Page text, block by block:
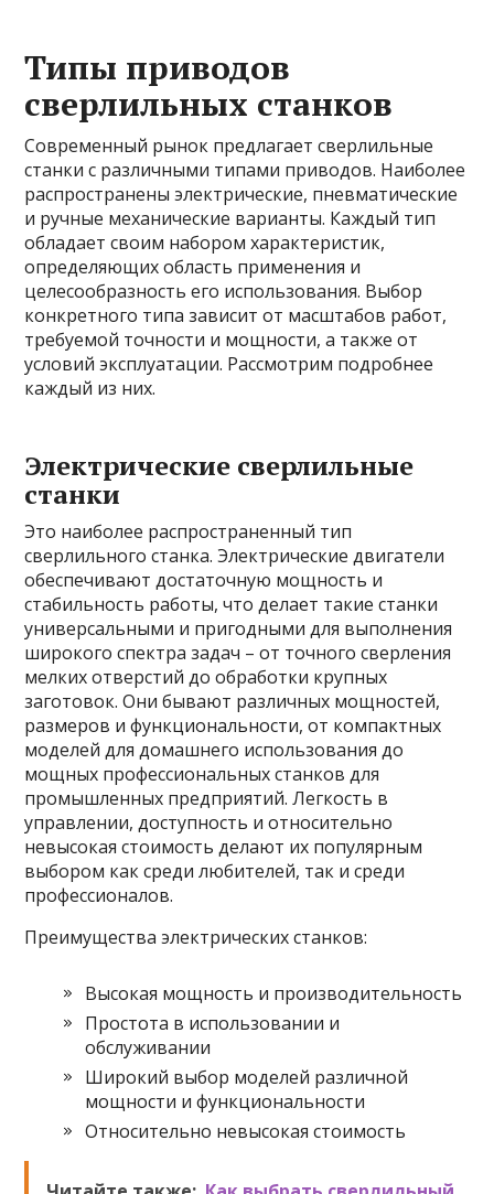
Типы приводов
сверлильных станков
Современный рынок предлагает сверлильные
станки с различными типами приводов. Наиболее
распространены электрические, пневматические
и ручные механические варианты. Каждый тип
обладает своим набором характеристик,
определяющих область применения и
целесообразность его использования. Выбор
конкретного типа зависит от масштабов работ,
требуемой точности и мощности, а также от
условий эксплуатации. Рассмотрим подробнее
каждый из них.
Электрические сверлильные
станки
Это наиболее распространенный тип
сверлильного станка. Электрические двигатели
обеспечивают достаточную мощность и
стабильность работы, что делает такие станки
универсальными и пригодными для выполнения
широкого спектра задач – от точного сверления
мелких отверстий до обработки крупных
заготовок. Они бывают различных мощностей,
размеров и функциональности, от компактных
моделей для домашнего использования до
мощных профессиональных станков для
промышленных предприятий. Легкость в
управлении, доступность и относительно
невысокая стоимость делают их популярным
выбором как среди любителей, так и среди
профессионалов.
Преимущества электрических станков:
Высокая мощность и производительность
Простота в использовании и
обслуживании
Широкий выбор моделей различной
мощности и функциональности
Относительно невысокая стоимость